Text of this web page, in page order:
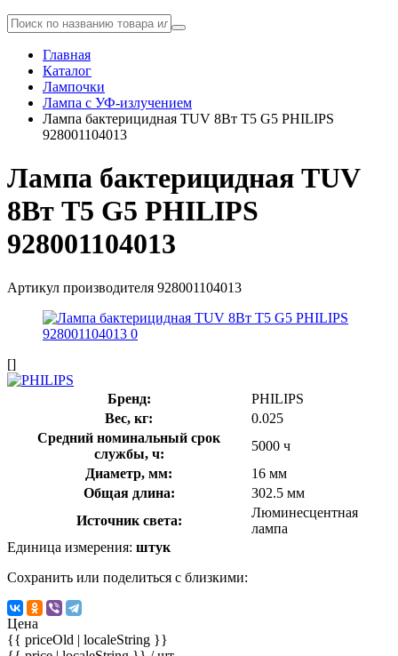
Главная
Каталог
Лампочки
Лампа с УФ-излучением
Лампа бактерицидная TUV 8Вт T5 G5 PHILIPS
928001104013
Лампа бактерицидная TUV
8Вт T5 G5 PHILIPS
928001104013
Артикул производителя 928001104013
[]
Бренд:
PHILIPS
Вес, кг:
0.025
Средний номинальный срок
службы, ч:
5000 ч
Диаметр, мм:
16 мм
Общая длина:
302.5 мм
Источник света:
Люминесцентная
лампа
Единица измерения: штук
Сохранить или поделиться с близкими:
Цена
{{ priceOld | localeString }}